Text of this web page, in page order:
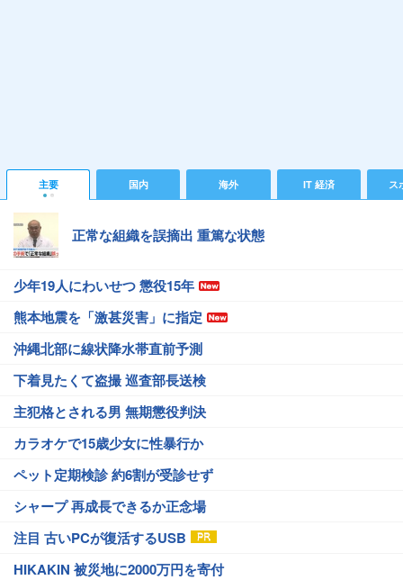
主要 国内 海外 IT 経済 ス
正常な組織を誤摘出 重篤な状態
少年19人にわいせつ 懲役15年
熊本地震を「激甚災害」に指定
沖縄北部に線状降水帯直前予測
下着見たくて盗撮 巡査部長送検
主犯格とされる男 無期懲役判決
カラオケで15歳少女に性暴行か
ペット定期検診 約6割が受診せず
シャープ 再成長できるか正念場
注目 古いPCが復活するUSB
HIKAKIN 被災地に2000万円を寄付